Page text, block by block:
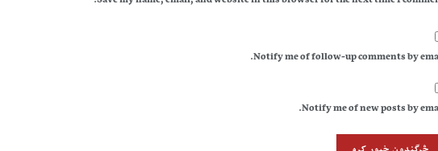
Notify me of follow-up comments by
Notify me of new posts by